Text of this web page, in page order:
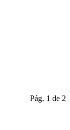
Pág. 1 de 2